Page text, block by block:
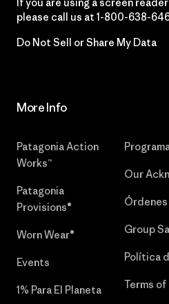
please call us at 1-800-638-
Do Not Sell or Share My Data
More Info
Patagonia Action
Works™
Patagonia
Provisions®
Worn Wear®
Events
1% Para El Planeta
Our
Group
Política
Terms of